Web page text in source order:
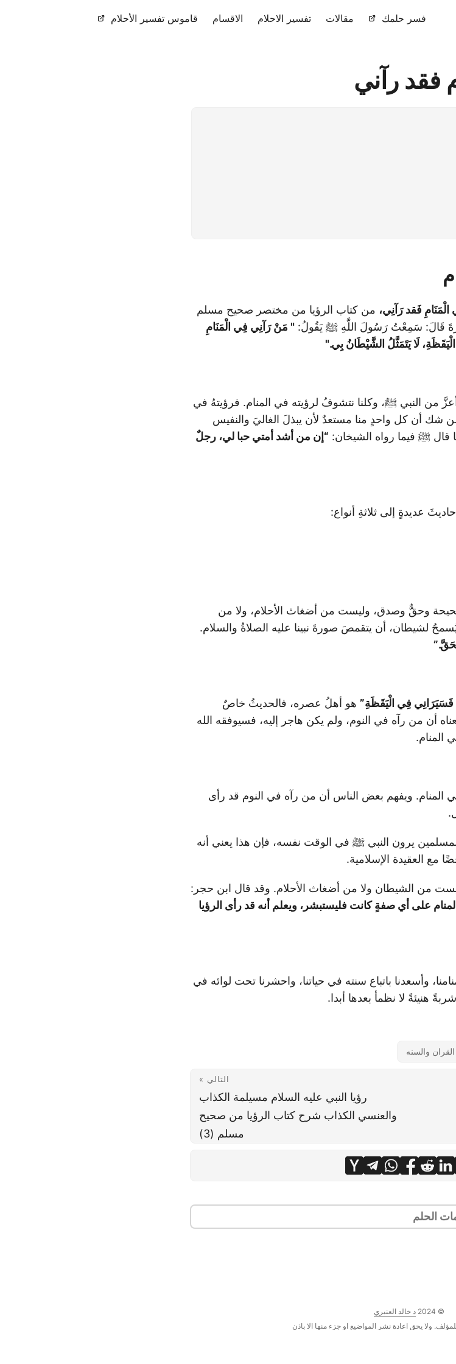
فسر حلمك مقالات تفسير الاحلام الاقسام قاموس تفسير الأحلام
فقد رآني
فَقد رَآنِي، من كتاب الرؤيا من مختصر صحيح مسلم
قَالَ: سَمِعْتُ رَسُولَ اللَّهِ ﷺ يَقُولُ: " مَنْ رَآنِي فِي الْمَنَامِ
لَا يَتَمَثَّلُ الشَّيْطَانُ بِي."
من النبي ﷺ، وكلنا نتشوفُ لرؤيته في المنام. فرؤيتهُ في
شك أن كل واحدٍ منا مستعدٌ لأن يبذلَ الغاليَ والنفيس
قال ﷺ فيما رواه الشيخان: “إن من أشد أمتي حبا لي، رجلٌ
عديدةٍ إلى ثلاثةِ أنواع:
وحقٌّ وصدق، وليست من أضغاث الأحلام، ولا من
لشيطان، أن يتقمصَ صورةَ نبينا عليه الصلاةُ والسلام.
فَسَيَرَانِي فِي الْيَقَظَةِ” هو أهلُ عصره، فالحديثُ خاصٌ
أن من رآه في النوم، ولم يكن هاجر إليه، فسيوفقه الله
المنام.
ويفهم بعض الناس أن من رآه في النوم قد رأى
يرون النبي ﷺ في الوقت نفسه، فإن هذا يعني أنه
مع العقيدة الإسلامية.
من الشيطان ولا من أضغاث الأحلام. وقد قال ابن حجر:
على أي صفةٍ كانت فليستبشر، ويعلم أنه قد رأى الرؤيا
وأسعدنا باتباع سنته في حياتنا، واحشرنا تحت لوائه في
هنيئةً لا نظمأ بعدها أبدا.
والسنه
التالي »
رؤيا النبي عليه السلام مسيلمة الكذاب
والعنسي الكذاب شرح كتاب الرؤيا من صحيح
مسلم (3)
© 2024
د خالد العنبري
ولا يحق اعادة نشر المواضيع او جزء منها الا باذن